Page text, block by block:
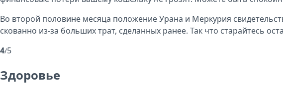
Во второй половине месяца положение Урана и Меркурия
скованно из-за больших трат, сделанных ранее. Так что старайтесь
4/5
Здоровье